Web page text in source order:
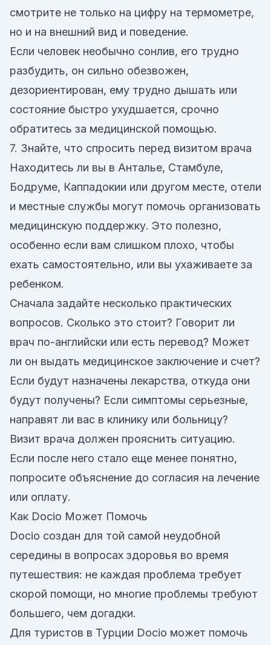
смотрите не только на цифру на термометре,
но и на внешний вид и поведение.
Если человек необычно сонлив, его трудно
разбудить, он сильно обезвожен,
дезориентирован, ему трудно дышать или
состояние быстро ухудшается, срочно
обратитесь за медицинской помощью.
7. Знайте, что спросить перед визитом врача
Находитесь ли вы в Анталье, Стамбуле,
Бодруме, Каппадокии или другом месте, отели
и местные службы могут помочь организовать
медицинскую поддержку. Это полезно,
особенно если вам слишком плохо, чтобы
ехать самостоятельно, или вы ухаживаете за
ребенком.
Сначала задайте несколько практических
вопросов. Сколько это стоит? Говорит ли
врач по-английски или есть перевод? Может
ли он выдать медицинское заключение и счет?
Если будут назначены лекарства, откуда они
будут получены? Если симптомы серьезные,
направят ли вас в клинику или больницу?
Визит врача должен прояснить ситуацию.
Если после него стало еще менее понятно,
попросите объяснение до согласия на лечение
или оплату.
Как Docio Может Помочь
Docio создан для той самой неудобной
середины в вопросах здоровья во время
путешествия: не каждая проблема требует
скорой помощи, но многие проблемы требуют
большего, чем догадки.
Для туристов в Турции Docio может помочь